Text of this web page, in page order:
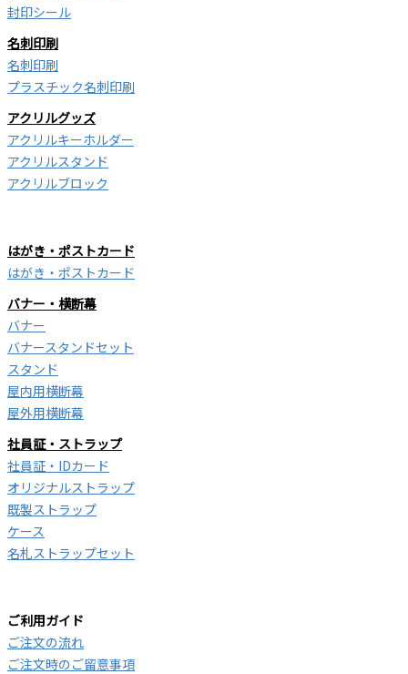
封印シール
名刺印刷
名刺印刷
プラスチック名刺印刷
アクリルグッズ
アクリルキーホルダー
アクリルスタンド
アクリルブロック
はがき・ポストカード
はがき・ポストカード
バナー・横断幕
バナー
バナースタンドセット
スタンド
屋内用横断幕
屋外用横断幕
社員証・ストラップ
社員証・IDカード
オリジナルストラップ
既製ストラップ
ケース
名札ストラップセット
ご利用ガイド
ご注文の流れ
ご注文時のご留意事項